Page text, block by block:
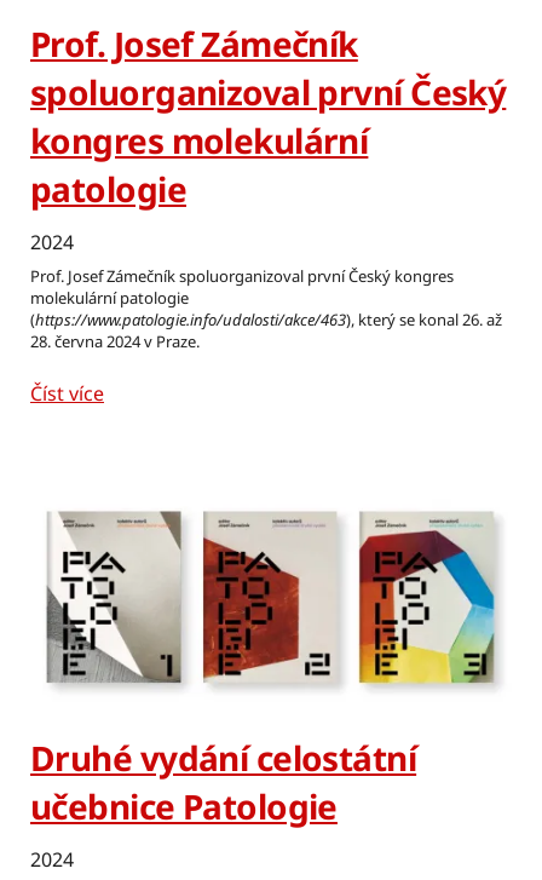
Prof. Josef Zámečník
spoluorganizoval první Český
kongres molekulární
patologie
2024
Prof. Josef Zámečník spoluorganizoval první Český kongres
molekulární patologie
(https://www.patologie.info/udalosti/akce/463), který se konal 26. až
28. června 2024 v Praze.
Číst více
Druhé vydání celostátní
učebnice Patologie
2024